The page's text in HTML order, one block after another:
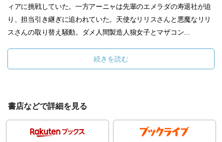
ィアに挑戦していた。一方アーニャは先輩のエメラダの寿退社が迫
り、担当引き継ぎに追われていた。天使なリリスさんと悪魔なリリ
スさんの取り替え騒動。ダメ人間製造人狼女子とマザコン...
続きを読む
書店などで詳細を見る